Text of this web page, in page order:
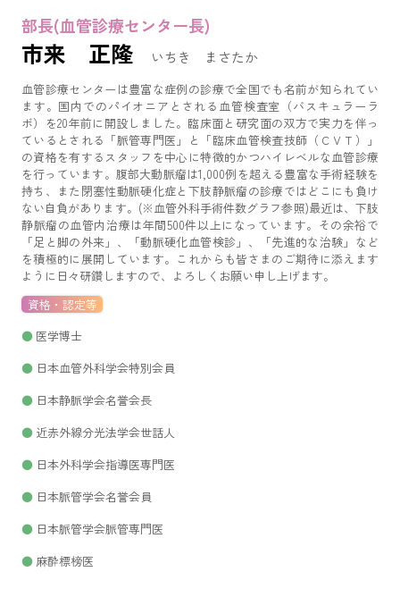
部長(血管診療センター長)
市来 正隆 いちき まさたか
血管診療センターは豊富な症例の診療で全国でも名前が知られてい
ます。国内でのパイオニアとされる血管検査室（バスキュラーラ
ボ）を20年前に開設しました。臨床面と研究面の双方で実力を伴っ
ているとされる「脈管専門医」と「臨床血管検査技師（ＣＶＴ）」
の資格を有するスタッフを中心に特徴的かつハイレベルな血管診療
を行っています。腹部大動脈瘤は1,000例を超える豊富な手術経験を
持ち、また閉塞性動脈硬化症と下肢静脈瘤の診療ではどこにも負け
ない自負があります。(※血管外科手術件数グラフ参照)最近は、下肢
静脈瘤の血管内治療は年間500件以上になっています。その余裕で
「足と脚の外来」、「動脈硬化血管検診」、「先進的な治験」など
を積極的に展開しています。これからも皆さまのご期待に添えます
ように日々研鑽しますので、よろしくお願い申し上げます。
資格・認定等
医学博士
日本血管外科学会特別会員
日本静脈学会名誉会長
近赤外線分光法学会世話人
日本外科学会指導医専門医
日本脈管学会名誉会員
日本脈管学会脈管専門医
麻酔標榜医